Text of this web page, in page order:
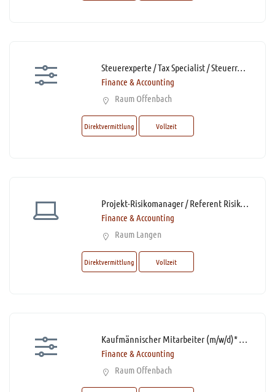
Steuerexperte / Tax Specialist / Steuerreferent / Steuerfachangestellte (m/w/d)* mit Homeoffice-Option
Finance & Accounting
Raum Offenbach
Direktvermittlung Vollzeit
Projekt-Risikomanager / Referent Risikomanagement (m/w/d)*
Finance & Accounting
Raum Langen
Direktvermittlung Vollzeit
Kaufmännischer Mitarbeiter (m/w/d)* Rechnungswesen mit Schwerpunkt Leistungsabrechnung Teilzeit
Finance & Accounting
Raum Offenbach